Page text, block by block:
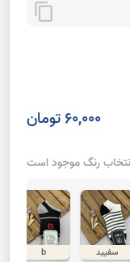
content_copy
60,000 تومان
سفیید b